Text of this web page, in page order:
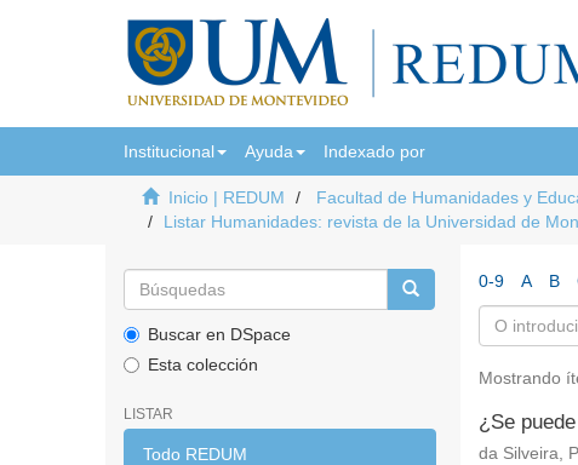
Institucional Ayuda Indexado por
Inicio | REDUM Facultad de Humanidades y
Listar Humanidades: revista de la Universidad de
Buscar en DSpace
Esta colección
LISTAR
Todo REDUM
0-9 A B
Mostrando
¿Se
da Silveira,